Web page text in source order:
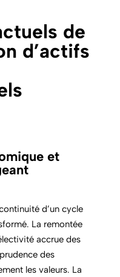
de
d’actifs
et
d’un cycle
La remontée
accrue des
des
les valeurs. La